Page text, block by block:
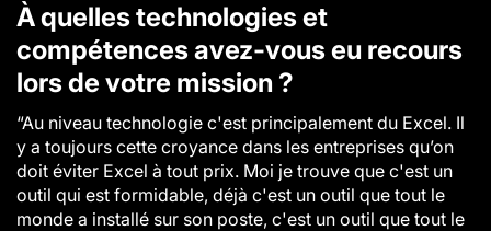
À quelles technologies et
compétences avez-vous eu recours
lors de votre mission ?
“Au niveau technologie c'est principalement du Excel. Il
y a toujours cette croyance dans les entreprises qu’on
doit éviter Excel à tout prix. Moi je trouve que c'est un
outil qui est formidable, déjà c'est un outil que tout le
monde a installé sur son poste, c'est un outil que tout le